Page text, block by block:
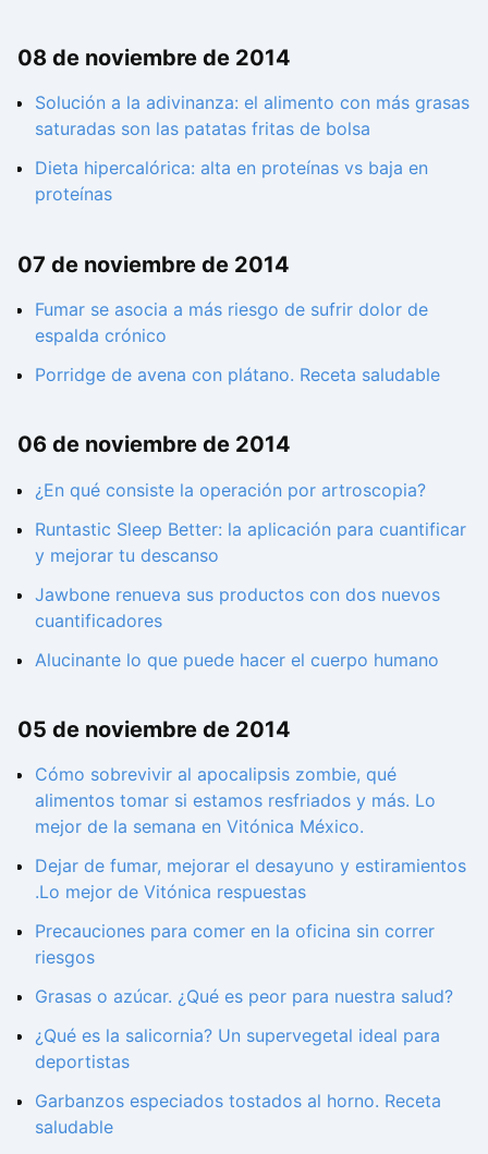
08 de noviembre de 2014
Solución a la adivinanza: el alimento con más grasas
saturadas son las patatas fritas de bolsa
Dieta hipercalórica: alta en proteínas vs baja en
proteínas
07 de noviembre de 2014
Fumar se asocia a más riesgo de sufrir dolor de
espalda crónico
Porridge de avena con plátano. Receta saludable
06 de noviembre de 2014
¿En qué consiste la operación por artroscopia?
Runtastic Sleep Better: la aplicación para cuantificar
y mejorar tu descanso
Jawbone renueva sus productos con dos nuevos
cuantificadores
Alucinante lo que puede hacer el cuerpo humano
05 de noviembre de 2014
Cómo sobrevivir al apocalipsis zombie, qué
alimentos tomar si estamos resfriados y más. Lo
mejor de la semana en Vitónica México.
Dejar de fumar, mejorar el desayuno y estiramientos
.Lo mejor de Vitónica respuestas
Precauciones para comer en la oficina sin correr
riesgos
Grasas o azúcar. ¿Qué es peor para nuestra salud?
¿Qué es la salicornia? Un supervegetal ideal para
deportistas
Garbanzos especiados tostados al horno. Receta
saludable